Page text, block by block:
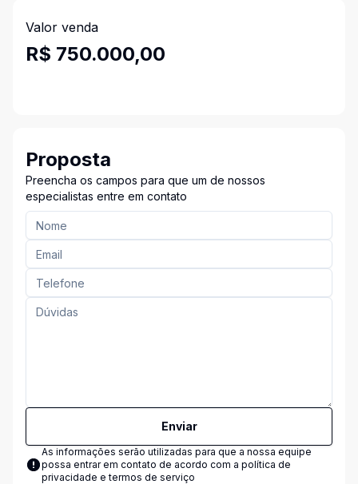
Valor venda
R$ 750.000,00
Proposta
Preencha os campos para que um de nossos
especialistas entre em contato
Enviar
As informações serão utilizadas para que a nossa equipe
possa entrar em contato de acordo com a política de
privacidade e termos de serviço